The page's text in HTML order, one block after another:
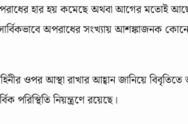
হার হয় কমেছে অথবা আগের মতোই
সার্বিকভাবে অপরাধের সংখ্যায় আশঙ্কাজনক
ওপর আস্থা রাখার আহ্বান জানিয়ে
পরিস্থিতি নিয়ন্ত্রণে রয়েছে।